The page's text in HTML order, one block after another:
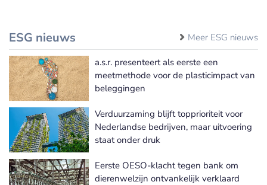
ESG nieuws Meer ESG nieuws
a.s.r. presenteert als eerste een
meetmethode voor de plasticimpact van
beleggingen
Verduurzaming blijft topprioriteit voor
Nederlandse bedrijven, maar uitvoering
staat onder druk
Eerste OESO-klacht tegen bank om
dierenwelzijn ontvankelijk verklaard